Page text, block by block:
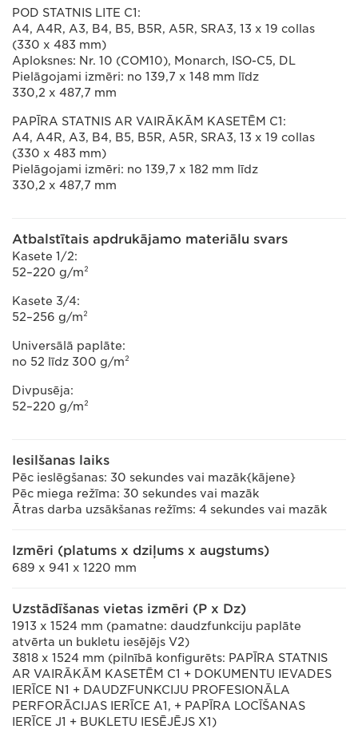
POD STATNIS LITE C1:
A4, A4R, A3, B4, B5, B5R, A5R, SRA3, 13 x 19 collas
(330 x 483 mm)
Aploksnes: Nr. 10 (COM10), Monarch, ISO-C5, DL
Pielāgojami izmēri: no 139,7 x 148 mm līdz
330,2 x 487,7 mm
PAPĪRA STATNIS AR VAIRĀKĀM KASETĒM C1:
A4, A4R, A3, B4, B5, B5R, A5R, SRA3, 13 x 19 collas
(330 x 483 mm)
Pielāgojami izmēri: no 139,7 x 182 mm līdz
330,2 x 487,7 mm
Atbalstītais apdrukājamo materiālu svars
Kasete 1/2:
52–220 g/m²
Kasete 3/4:
52–256 g/m²
Universālā paplāte:
no 52 līdz 300 g/m²
Divpusēja:
52–220 g/m²
Iesilšanas laiks
Pēc ieslēgšanas: 30 sekundes vai mazāk{kājene}
Pēc miega režīma: 30 sekundes vai mazāk
Ātras darba uzsākšanas režīms: 4 sekundes vai mazāk
Izmēri (platums x dziļums x augstums)
689 x 941 x 1220 mm
Uzstādīšanas vietas izmēri (P x Dz)
1913 x 1524 mm (pamatne: daudzfunkciju paplāte
atvērta un bukletu iesējējs V2)
3818 x 1524 mm (pilnībā konfigurēts: PAPĪRA STATNIS
AR VAIRĀKĀM KASETĒM C1 + DOKUMENTU IEVADES
IERĪCE N1 + DAUDZFUNKCIJU PROFESIONĀLA
PERFORĀCIJAS IERĪCE A1, + PAPĪRA LOCĪŠANAS
IERĪCE J1 + BUKLETU IESĒJĒJS X1)